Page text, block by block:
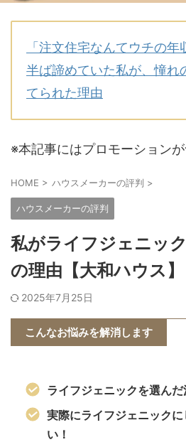
「注文住宅なんてウチの年
半ば諦めていた私が、憧れ
てられた理由
※本記事にはプロモーションが
HOME > ハウスメーカーの評判 >
ハウスメーカーの評判
私がライフジェニッ
の理由【大和ハウス】
2025年7月25日
こんなお悩みを解消します
ライフジェニックを選んだ
実際にライフジェニック
い！